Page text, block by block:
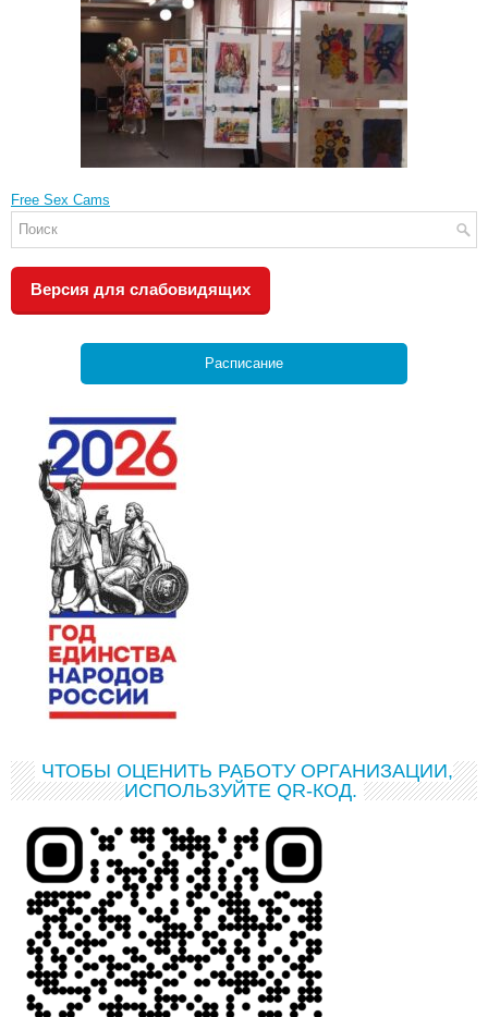
Free Sex Cams
Версия для слабовидящих
Расписание
ЧТОБЫ ОЦЕНИТЬ РАБОТУ ОРГАНИЗАЦИИ,
ИСПОЛЬЗУЙТЕ QR-КОД.